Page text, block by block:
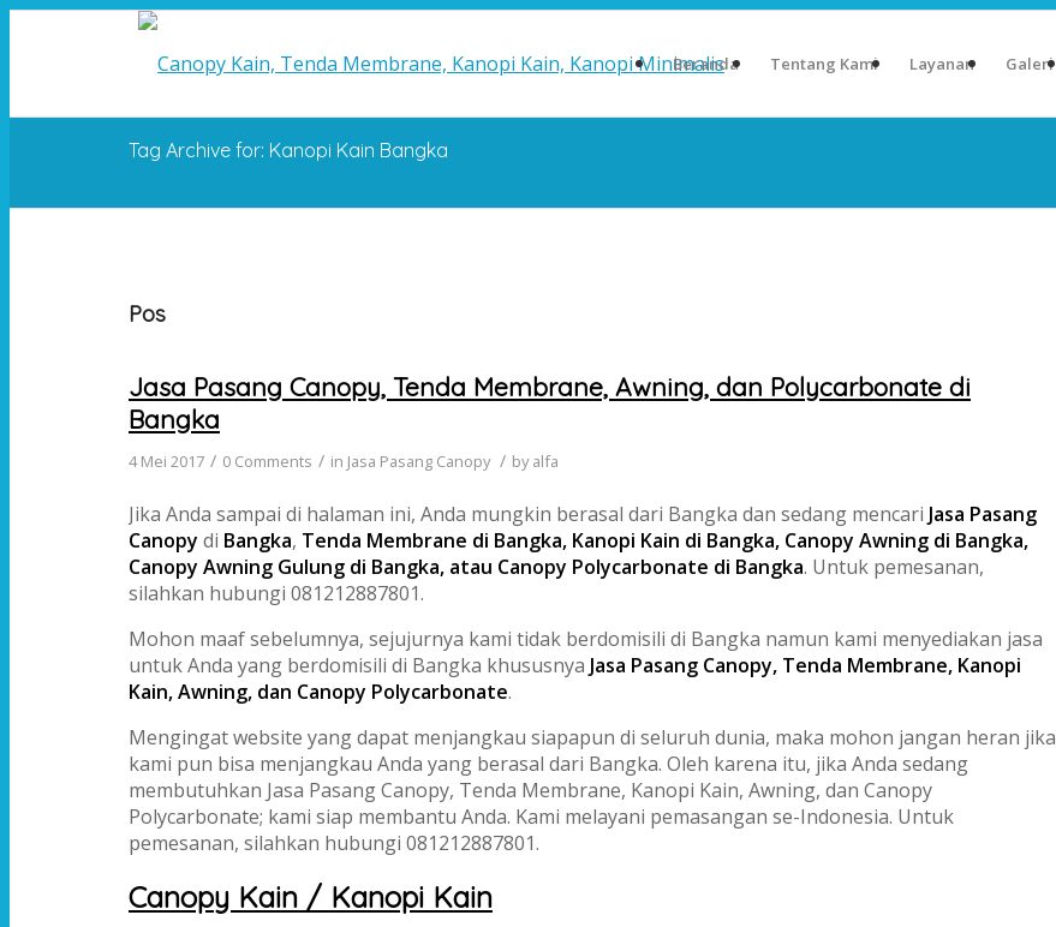
Beranda Tentang Kami Layanan Galeri
Tag Archive for: Kanopi Kain Bangka
Pos
Jasa Pasang Canopy, Tenda Membrane, Awning, dan Polycarbonate di
Bangka
4 Mei 2017 / 0 Comments / in Jasa Pasang Canopy / byalfa
Jika Anda sampai di halaman ini, Anda mungkin berasal dari Bangka dan sedang mencari Jasa Pasang
Canopy di Bangka, Tenda Membrane di Bangka, Kanopi Kain di Bangka, Canopy Awning di Bangka,
Canopy Awning Gulung di Bangka, atau Canopy Polycarbonate di Bangka. Untuk pemesanan,
silahkan hubungi 081212887801.
Mohon maaf sebelumnya, sejujurnya kami tidak berdomisili di Bangka namun kami menyediakan jasa
untuk Anda yang berdomisili di Bangka khususnya Jasa Pasang Canopy, Tenda Membrane, Kanopi
Kain, Awning, dan Canopy Polycarbonate.
Mengingat website yang dapat menjangkau siapapun di seluruh dunia, maka mohon jangan heran jika
kami pun bisa menjangkau Anda yang berasal dari Bangka. Oleh karena itu, jika Anda sedang
membutuhkan Jasa Pasang Canopy, Tenda Membrane, Kanopi Kain, Awning, dan Canopy
Polycarbonate; kami siap membantu Anda. Kami melayani pemasangan se-Indonesia. Untuk
pemesanan, silahkan hubungi 081212887801.
Canopy Kain / Kanopi Kain